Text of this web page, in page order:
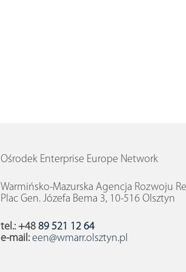
Ośrodek Enterprise Europe Network
Warmińsko-Mazurska Agencja Rozwoju
Plac Gen. Józefa Bema 3, 10-516 Olsztyn
tel.: +48 89 521 12 64
e-mail: een@wmarr.olsztyn.pl